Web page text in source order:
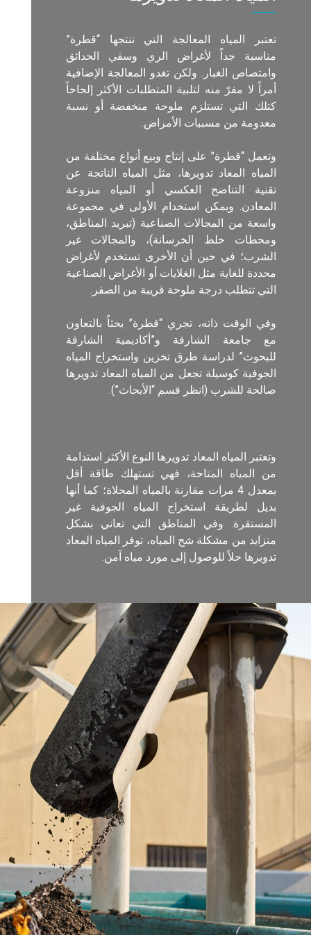
تعتبر المياه المعالجة التي تنتجها “قطرة”
مناسبة جداً لأغراض الري وسقي الحدائق
وامتصاص الغبار. ولكن تغدو المعالجة الإضافية
أمراً لا مفرّ منه لتلبية المتطلبات الأكثر إلحاحاً
كتلك التي تستلزم ملوحة منخفضة أو نسبة
معدومة من مسببات الأمراض.
وتعمل “قطرة” على إنتاج وبيع أنواع مختلفة من
المياه المعاد تدويرها، مثل المياه الناتجة عن
تقنية التناضح العكسي أو المياه منزوعة
المعادن. ويمكن استخدام الأولى في مجموعة
واسعة من المجالات الصناعية (تبريد المناطق،
ومحطات خلط الخرسانة)، والمجالات غير
الشرب؛ في حين أن الأخرى تستخدم لأغراض
محددة للغاية مثل الغلايات أو الأغراض الصناعية
التي تتطلب درجة ملوحة قريبة من الصفر.
وفي الوقت ذاته، تجري “قطرة” بحثاً بالتعاون
مع جامعة الشارقة و”أكاديمية الشارقة
للبحوث” لدراسة طرق تخزين واستخراج المياه
الجوفية كوسيلة تجعل من المياه المعاد تدويرها
صالحة للشرب (انظر قسم “الأبحاث”).
وتعتبر المياه المعاد تدويرها النوع الأكثر استدامة
من المياه المتاحة، فهي تستهلك طاقة أقل
بمعدل 4 مرات مقارنة بالمياه المحلاة؛ كما أنها
بديل لطريقة استخراج المياه الجوفية غير
المستقرة. وفي المناطق التي تعاني بشكل
متزايد من مشكلة شح المياه، توفر المياه المعاد
تدويرها حلاً للوصول إلى مورد مياه آمن.